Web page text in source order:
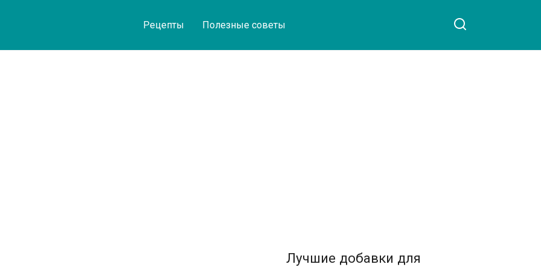
Рецепты Полезные советы
Лучшие добавки для